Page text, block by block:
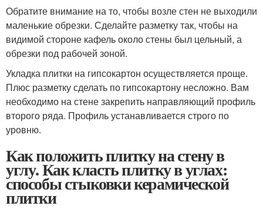
Обратите внимание на то, чтобы возле стен не выходили
маленькие обрезки. Сделайте разметку так, чтобы на
видимой стороне кафель около стены был цельный, а
обрезки под рабочей зоной.
Укладка плитки на гипсокартон осуществляется проще.
Плюс разметку сделать по гипсокартону несложно. Вам
необходимо на стене закрепить направляющий профиль
второго ряда. Профиль устанавливается строго по
уровню.
Как положить плитку на стену в
углу. Как класть плитку в углах:
способы стыковки керамической
плитки